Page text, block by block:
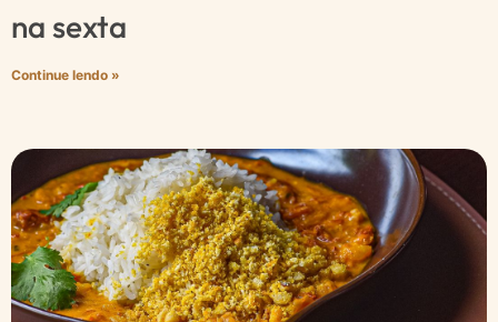
na sexta
Continue lendo »